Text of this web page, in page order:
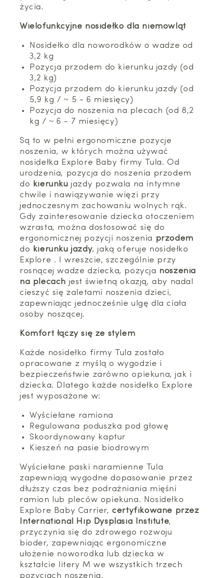
życia.
Wielofunkcyjne nosidełko dla niemowląt
Nosidełko dla noworodków o wadze od
3,2 kg
Pozycja przodem do kierunku jazdy (od
3,2 kg)
Pozycja przodem do kierunku jazdy (od
5,9 kg / ~ 5 - 6 miesięcy)
Pozycja do noszenia na plecach (od 8,2
kg / ~ 6 - 7 miesięcy)
Są to w pełni ergonomiczne pozycje
noszenia, w których można używać
nosidełka Explore Baby firmy Tula. Od
urodzenia, pozycja do noszenia przodem
do kierunku jazdy pozwala na intymne
chwile i nawiązywanie więzi przy
jednoczesnym zachowaniu wolnych rąk.
Gdy zainteresowanie dziecka otoczeniem
wzrasta, można dostosować się do
ergonomicznej pozycji noszenia przodem
do kierunku jazdy, jaką oferuje nosidełko
Explore . I wreszcie, szczególnie przy
rosnącej wadze dziecka, pozycja noszenia
na plecach jest świetną okazją, aby nadal
cieszyć się zaletami noszenia dzieci,
zapewniając jednocześnie ulgę dla ciała
osoby noszącej.
Komfort łączy się ze stylem
Każde nosidełko firmy Tula zostało
opracowane z myślą o wygodzie i
bezpieczeństwie zarówno opiekuna, jak i
dziecka. Dlatego każde nosidełko Explore
jest wyposażone w:
Wyściełane ramiona
Regulowana poduszka pod głowę
Skoordynowany kaptur
Kieszeń na pasie biodrowym
Wyściełane paski naramienne Tula
zapewniają wygodne dopasowanie przez
dłuższy czas bez podrażniania mięśni
ramion lub pleców opiekuna. Nosidełko
Explore Baby Carrier,certyfikowane przez
International Hip Dysplasia Institute,
przyczynia się do zdrowego rozwoju
bioder, zapewniając ergonomiczne
ułożenie noworodka lub dziecka w
kształcie litery M we wszystkich trzech
pozycjach noszenia.